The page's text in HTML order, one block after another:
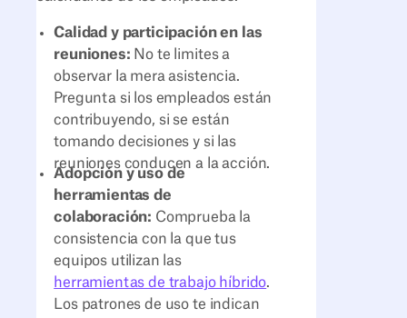
Calidad y participación en las
reuniones: No te limites a
observar la mera asistencia.
Pregunta si los empleados están
contribuyendo, si se están
tomando decisiones y si las
reuniones conducen a la acción.
Adopción y uso de
herramientas de
colaboración: Comprueba la
consistencia con la que tus
equipos utilizan las
herramientas de trabajo híbrido.
Los patrones de uso te indican